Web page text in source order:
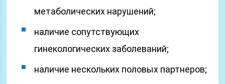
метаболических нарушений;
наличие сопутствующих
гинекологических заболеваний;
наличие нескольких половых партнеров;